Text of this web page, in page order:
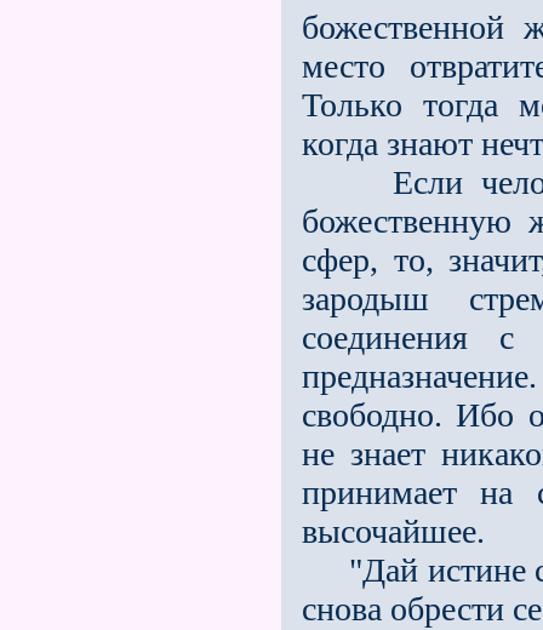
божественной
место
Только тогда
когда знают
Если
божественную
сфер, то,
зародыш
соединения
свободно. Ибо
не знает
принимает на
высочайшее.
"Дай истине
снова обрести